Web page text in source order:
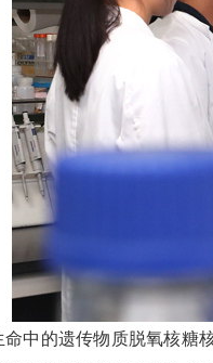
命中的遗传物质脱氧核糖